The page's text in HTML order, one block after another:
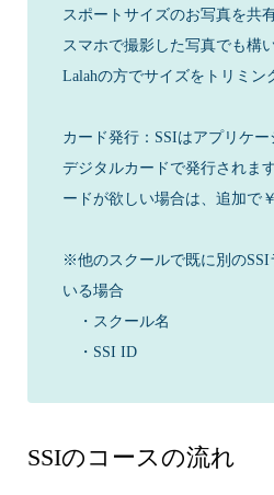
スポートサイズのお写真を共
スマホで撮影した写真でも構
Lalahの方でサイズをトリミン
カード発行：SSIはアプリケ
デジタルカードで発行されま
ードが欲しい場合は、追加で
※他のスクールで既に別のSSI
いる場合
・スクール名
・SSI ID
SSIのコースの流れ